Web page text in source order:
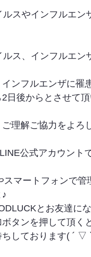
スやインフルエ
ルス、インフルエ
ンフルエンザに罹
日後からとさせて
理解ご協力をよろ
公式アカウント
スマートフォンで
とお友達に
タンを押して頂く
しております( ´ ▽